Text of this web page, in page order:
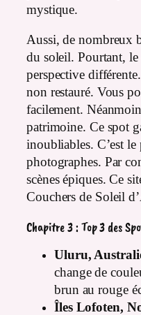
mystique.
Aussi, de nombreux
du soleil. Pourtant,
perspective
non restauré. Vous
facilement.
patrimoine. Ce spot
inoubliables. C’est le
photographes. Par
scènes épiques. Ce
Couchers de Soleil
Chapitre 3 : Top 3 des
Uluru,
change de
brun au rouge
Îles Lofoten,